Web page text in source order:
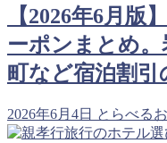
【2026年6月版
ーポンまとめ
町など宿泊割引
2026年6月4日 とらべるお